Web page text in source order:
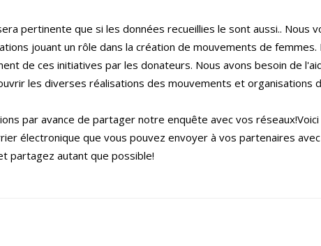
pertinente que si les données recueillies le sont aussi.. Nous
jouant un rôle dans la création de mouvements de
de ces initiatives par les donateurs. Nous avons besoin de
les diverses réalisations des mouvements et organisations
par avance de partager notre enquête avec vos
électronique que vous pouvez envoyer à vos partenaires
partagez autant que possible!